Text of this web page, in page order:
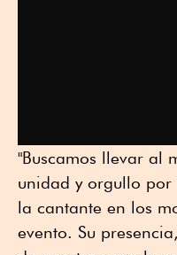
"Buscamos llevar al
unidad y orgullo por
la cantante en los
evento. Su